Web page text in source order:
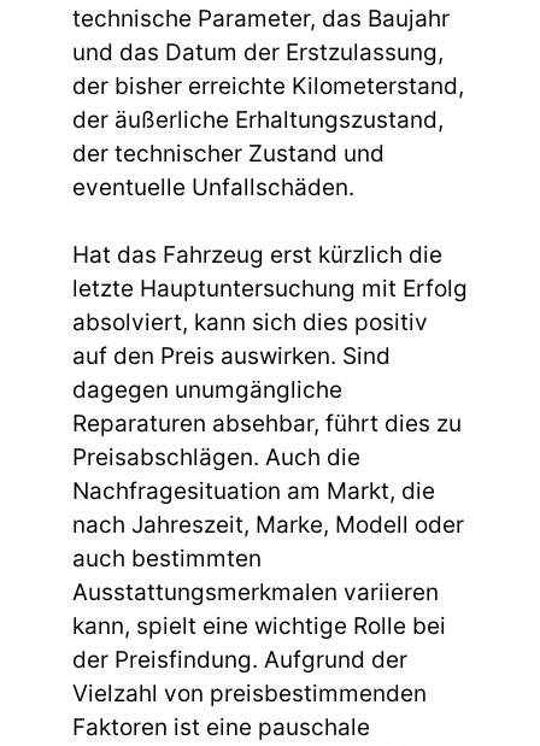
technische Parameter, das Baujahr
und das Datum der Erstzulassung,
der bisher erreichte Kilometerstand,
der äußerliche Erhaltungszustand,
der technischer Zustand und
eventuelle Unfallschäden.
Hat das Fahrzeug erst kürzlich die
letzte Hauptuntersuchung mit Erfolg
absolviert, kann sich dies positiv
auf den Preis auswirken. Sind
dagegen unumgängliche
Reparaturen absehbar, führt dies zu
Preisabschlägen. Auch die
Nachfragesituation am Markt, die
nach Jahreszeit, Marke, Modell oder
auch bestimmten
Ausstattungsmerkmalen variieren
kann, spielt eine wichtige Rolle bei
der Preisfindung. Aufgrund der
Vielzahl von preisbestimmenden
Faktoren ist eine pauschale